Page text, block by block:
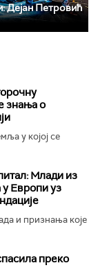
Дејан Петровић
знања о
у којој се
Млади из
Европи уз
и признања које
преко